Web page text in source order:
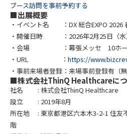
ブース訪問を事前予約する
■出展概要
・イベント名 ：DX 総合EXPO 2026
・開催日時 ：2026年2月25日（水
・会場 ：幕張メッセ 10ホール
・URL ： https://
・事前来場者登録：来場事前登録有（無
■株式会社ThinQ Healthcareに
社名 : 株式会社ThinQ Healthcare
設立 : 2019年8月
所在地 : 東京都港区六本木3-2-1 住友
階